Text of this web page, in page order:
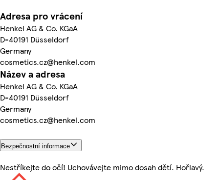
Adresa pro vrácení
Henkel AG & Co. KGaA
D-40191 Düsseldorf
Germany
cosmetics.cz@henkel.com
Název a adresa
Henkel AG & Co. KGaA
D-40191 Düsseldorf
Germany
cosmetics.cz@henkel.com
Bezpečnostní informace
Nestříkejte do očí! Uchovávejte mimo dosah dětí. Hořlavý.